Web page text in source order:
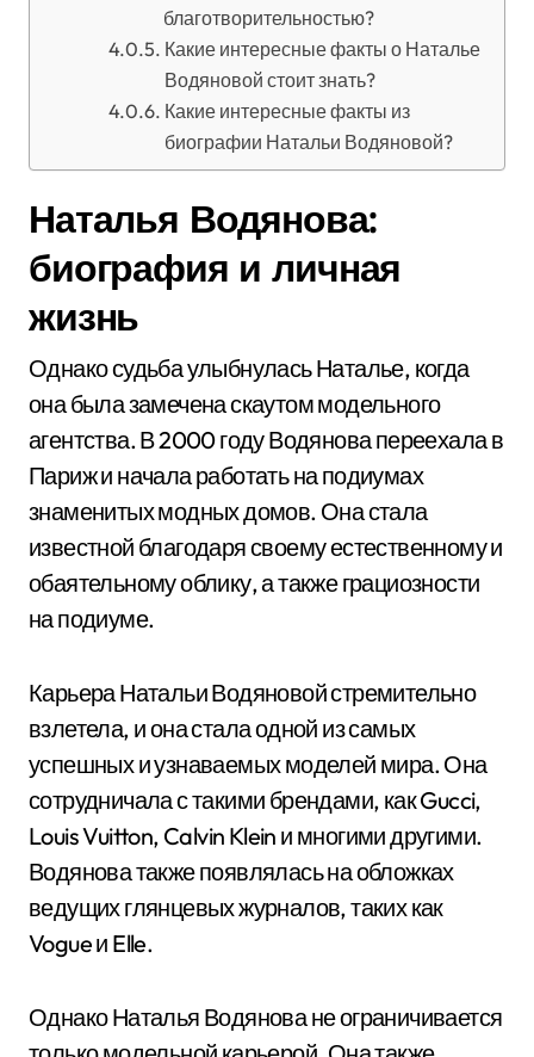
благотворительностью?
Какие интересные факты о Наталье
Водяновой стоит знать?
Какие интересные факты из
биографии Натальи Водяновой?
Наталья Водянова:
биография и личная
жизнь
Однако судьба улыбнулась Наталье, когда
она была замечена скаутом модельного
агентства. В 2000 году Водянова переехала в
Париж и начала работать на подиумах
знаменитых модных домов. Она стала
известной благодаря своему естественному и
обаятельному облику, а также грациозности
на подиуме.
Карьера Натальи Водяновой стремительно
взлетела, и она стала одной из самых
успешных и узнаваемых моделей мира. Она
сотрудничала с такими брендами, как Gucci,
Louis Vuitton, Calvin Klein и многими другими.
Водянова также появлялась на обложках
ведущих глянцевых журналов, таких как
Vogue и Elle.
Однако Наталья Водянова не ограничивается